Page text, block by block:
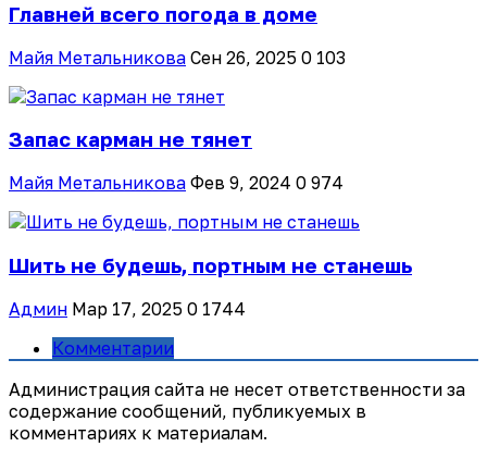
Главней всего погода в доме
Майя Метальникова Сен 26, 2025 0 103
Запас карман не тянет
Майя Метальникова Фев 9, 2024 0 974
Шить не будешь, портным не станешь
Админ Мар 17, 2025 0 1744
Комментарии
Администрация сайта не несет ответственности за
содержание сообщений, публикуемых в
комментариях к материалам.